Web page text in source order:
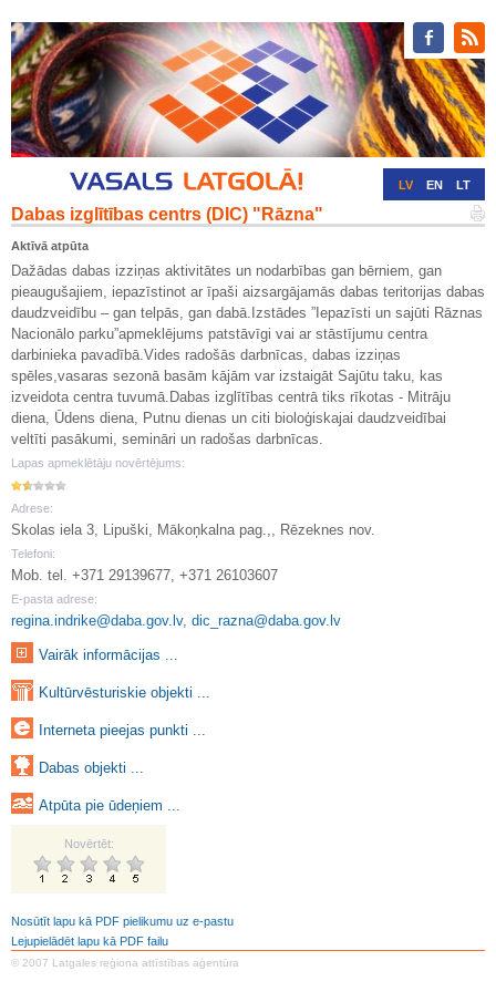
LV EN LT
Dabas izglītības centrs (DIC) "Rāzna"
Aktīvā atpūta
Dažādas dabas izziņas aktivitātes un nodarbības gan bērniem, gan
pieaugušajiem, iepazīstinot ar īpaši aizsargājamās dabas teritorijas dabas
daudzveidību – gan telpās, gan dabā.Izstādes ”Iepazīsti un sajūti Rāznas
Nacionālo parku”apmeklējums patstāvīgi vai ar stāstījumu centra
darbinieka pavadībā.Vides radošās darbnīcas, dabas izziņas
spēles,vasaras sezonā basām kājām var izstaigāt Sajūtu taku, kas
izveidota centra tuvumā.Dabas izglītības centrā tiks rīkotas - Mitrāju
diena, Ūdens diena, Putnu dienas un citi bioloģiskajai daudzveidībai
veltīti pasākumi, semināri un radošas darbnīcas.
Lapas apmeklētāju novērtējums:
Adrese:
Skolas iela 3, Lipuški, Mākoņkalna pag.,, Rēzeknes nov.
Telefoni:
Mob. tel. +371 29139677, +371 26103607
E-pasta adrese:
regina.indrike@daba.gov.lv, dic_razna@daba.gov.lv
Vairāk informācijas ...
Kultūrvēsturiskie objekti ...
Interneta pieejas punkti ...
Dabas objekti ...
Atpūta pie ūdeņiem ...
Novērtēt:
Nosūtīt lapu kā PDF pielikumu uz e-pastu
Lejupielādēt lapu kā PDF failu
© 2007 Latgales reģiona attīstības aģentūra